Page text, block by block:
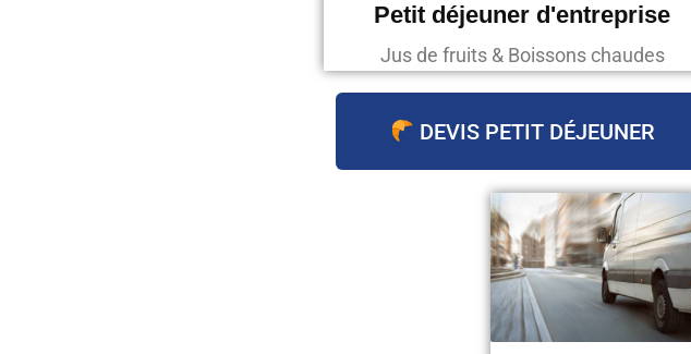
Petit déjeuner d'entreprise
Jus de fruits & Boissons chaudes
DEVIS PETIT DÉJEUNER